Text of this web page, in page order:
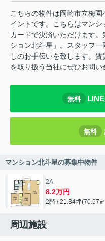
こちらの物件は岡崎市立梅
イントです。こちらはマン
カードで決済いただけます
ション北斗星」。スタッフ
しのお手伝いを致します。
を取り扱う当社にぜひお問い
無料
無料
マンション北斗星の募集中物件
2A
8.2万円
2階 / 21.34坪(70.57
周辺施設